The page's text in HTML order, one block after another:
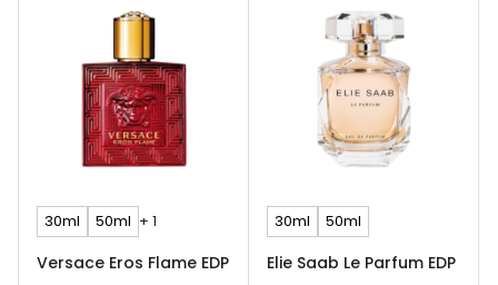
30ml 50ml + 1
Versace Eros Flame EDP
30ml 50ml
Elie Saab Le Parfum EDP